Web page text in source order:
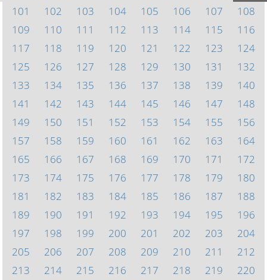
101
102 103 104 105 106 107
108
109
110 111 112 113 114 115
116
117
118 119 120 121 122 123
124
125
126 127 128 129 130 131
132
133
134 135 136 137 138 139
140
141
142 143 144 145 146 147
148
149
150 151 152 153 154 155
156
157
158 159 160 161 162 163
164
165
166 167 168 169 170 171
172
173
174 175 176 177 178 179
180
181
182 183 184 185 186 187
188
189
190 191 192 193 194 195
196
197
198 199 200 201 202 203
204
205
206 207 208 209 210 211
212
213
214 215 216 217 218 219
220